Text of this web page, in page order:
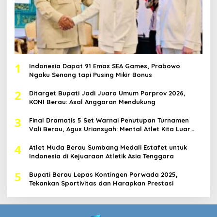
1
Indonesia Dapat 91 Emas SEA Games, Prabowo
Ngaku Senang tapi Pusing Mikir Bonus
2
Ditarget Bupati Jadi Juara Umum Porprov 2026,
KONI Berau: Asal Anggaran Mendukung
3
Final Dramatis 5 Set Warnai Penutupan Turnamen
Voli Berau, Agus Uriansyah: Mental Atlet Kita Luar
4
Atlet Muda Berau Sumbang Medali Estafet untuk
Indonesia di Kejuaraan Atletik Asia Tenggara
5
Bupati Berau Lepas Kontingen Porwada 2025,
Tekankan Sportivitas dan Harapkan Prestasi